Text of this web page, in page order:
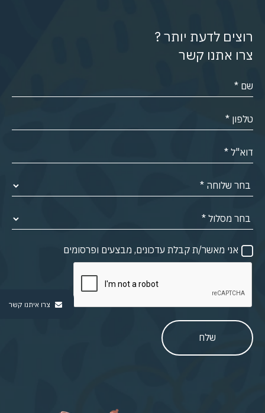
צרו איתנו קשר
רוצים לדעת יותר ?
צרו אתנו קשר
אני מאשר/ת קבלת עדכונים, מבצעים ופרסומים
שלח